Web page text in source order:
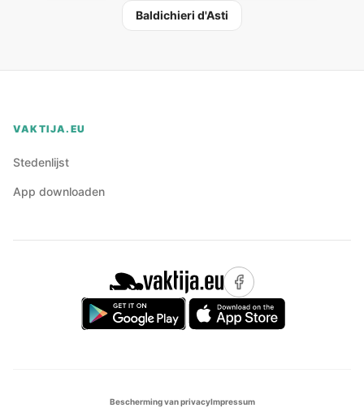
Baldichieri d'Asti
VAKTIJA.EU
Stedenlijst
App downloaden
Bescherming van privacyImpressum